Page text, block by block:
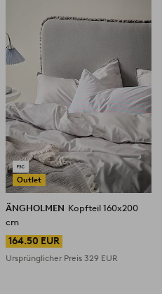
Outlet
ÄNGHOLMEN Kopfteil 160x200
cm
164.50 EUR
Ursprünglicher Preis 329 EUR